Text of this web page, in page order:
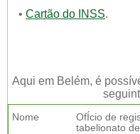
• Cartão do INSS.
Aqui em Belém, é
Nome
OfÍcio de
tabelionato